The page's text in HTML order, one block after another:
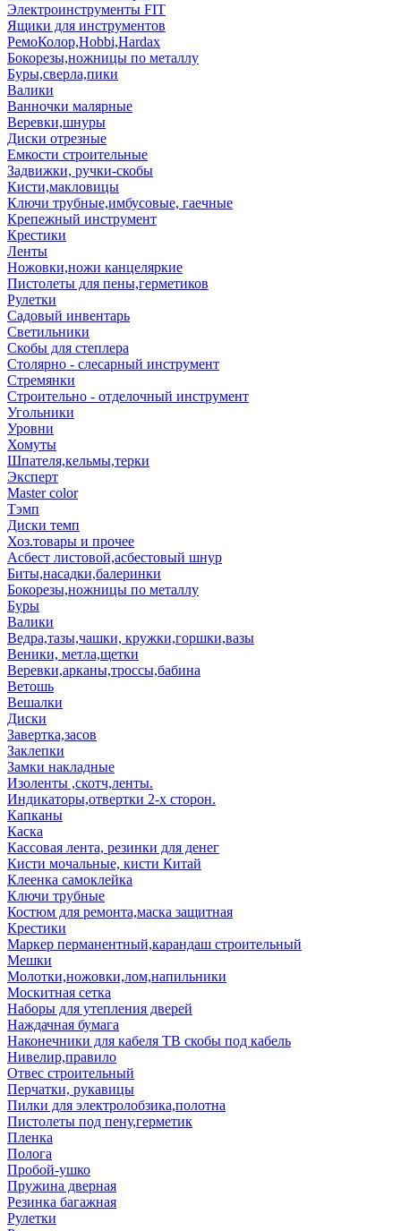
Электроинструменты FIT
Ящики для инструментов
РемоКолор,Hobbi,Hardax
Бокорезы,ножницы по металлу
Буры,сверла,пики
Валики
Ванночки малярные
Веревки,шнуры
Диски отрезные
Емкости строительные
Задвижки, ручки-скобы
Кисти,макловицы
Ключи трубные,имбусовые, гаечные
Крепежный инструмент
Крестики
Ленты
Ножовки,ножи канцеляркие
Пистолеты для пены,герметиков
Рулетки
Садовый инвентарь
Светильники
Скобы для степлера
Столярно - слесарный инструмент
Стремянки
Строительно - отделочный инструмент
Угольники
Уровни
Хомуты
Шпателя,кельмы,терки
Эксперт
Master color
Тэмп
Диски темп
Хоз.товары и прочее
Асбест листовой,асбестовый шнур
Биты,насадки,балеринки
Бокорезы,ножницы по металлу
Буры
Валики
Ведра,тазы,чашки, кружки,горшки,вазы
Веники, метла,щетки
Веревки,арканы,троссы,бабина
Ветошь
Вешалки
Диски
Завертка,засов
Заклепки
Замки накладные
Изоленты ,скотч,ленты.
Индикаторы,отвертки 2-х сторон.
Капканы
Каска
Кассовая лента, резинки для денег
Кисти мочальные, кисти Китай
Клеенка самоклейка
Ключи трубные
Костюм для ремонта,маска защитная
Крестики
Маркер перманентный,карандаш строительный
Мешки
Молотки,ножовки,лом,напильники
Москитная сетка
Наборы для утепления дверей
Наждачная бумага
Наконечники для кабеля ТВ скобы под кабель
Нивелир,правило
Отвес строительный
Перчатки, рукавицы
Пилки для электролобзика,полотна
Пистолеты под пену,герметик
Пленка
Полога
Пробой-ушко
Пружина дверная
Резинка багажная
Рулетки